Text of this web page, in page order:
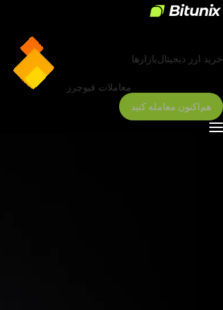
خرید ارز دیجیتالبازارها
معاملات فیوچرز
هم‌اکنون معامله کنید